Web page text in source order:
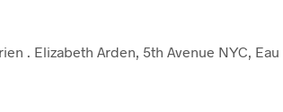
. Elizabeth Arden, 5th Avenue NYC,